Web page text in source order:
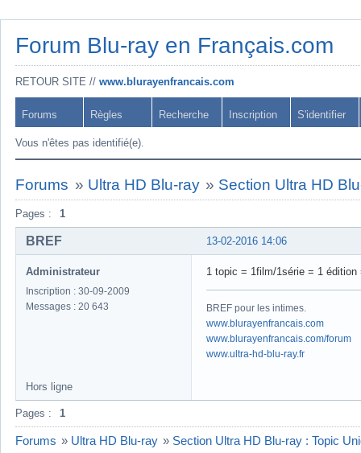
Forum Blu-ray en Français.com
RETOUR SITE // www.blurayenfrancais.com
Forums Règles Recherche Inscription S'identifier
Vous n'êtes pas identifié(e).
Forums » Ultra HD Blu-ray » Section Ultra HD
Pages : 1
13-02-2016 14:06
BREF
Administrateur
Inscription : 30-09-2009
Messages : 20 643
1 topic = 1film/1série = 1
BREF pour les intimes.
www.blurayenfrancais.com
www.blurayenfrancais.com/forum
www.ultra-hd-blu-ray.fr
Hors ligne
Pages : 1
Forums » Ultra HD Blu-ray » Section Ultra HD Blu-ray : Topic